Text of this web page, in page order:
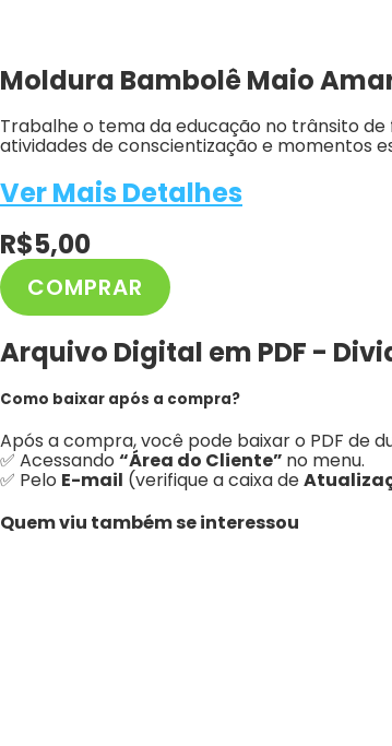
Moldura Bambolê Maio
Trabalhe o tema da educação no trânsito
atividades de conscientização e momentos
Ver Mais Detalhes
R$5,00
Moldura
Bambolê
Amarelo
quantidade
COMPRAR
Arquivo Digital em PDF -
Como baixar após a compra?
Após a compra, você pode baixar o PDF de
✅ Acessando “Área do Cliente” no menu.
✅ Pelo E-mail (verifique a caixa de
Quem viu também se interessou